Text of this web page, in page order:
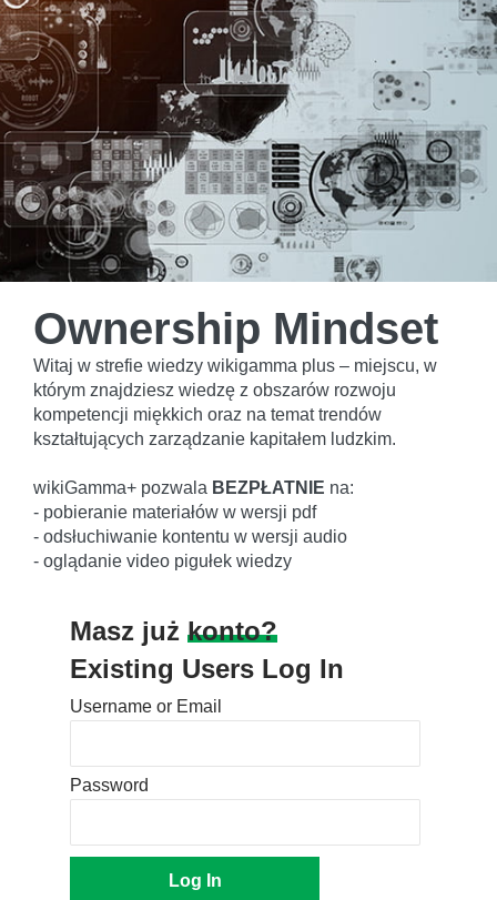
Ownership Mindset
Witaj w strefie wiedzy wikigamma plus – miejscu, w
którym znajdziesz wiedzę z obszarów rozwoju
kompetencji miękkich oraz na temat trendów
kształtujących zarządzanie kapitałem ludzkim.
wikiGamma+ pozwala BEZPŁATNIE na:
- pobieranie materiałów w wersji pdf
- odsłuchiwanie kontentu w wersji audio
- oglądanie video pigułek wiedzy
Masz już konto?
Existing Users Log In
Username or Email
Password